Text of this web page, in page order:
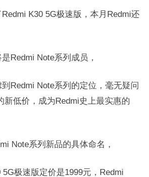
Redmi K30 5G极速版，本月Redmi还
Redmi Note系列成员，
到Redmi Note系列的定位，毫无疑问
新低价，成为Redmi史上最实惠的
Note系列新品的具体命名，
极速版定价是1999元，Redmi